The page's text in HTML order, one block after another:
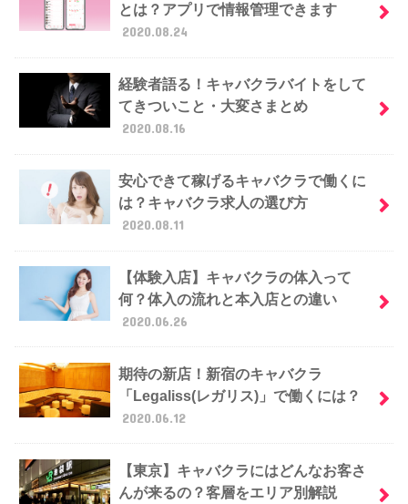
とは？アプリで情報管理できます
2020.08.24
経験者語る！キャバクラバイトをして
てきついこと・大変さまとめ
2020.08.16
安心できて稼げるキャバクラで働くに
は？キャバクラ求人の選び方
2020.08.11
【体験入店】キャバクラの体入って
何？体入の流れと本入店との違い
2020.06.26
期待の新店！新宿のキャバクラ
「Legaliss(レガリス)」で働くには？
2020.06.12
【東京】キャバクラにはどんなお客さ
んが来るの？客層をエリア別解説